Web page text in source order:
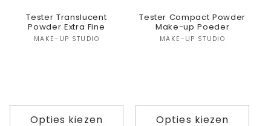
Tester Translucent
Powder Extra Fine
Verkoper:
MAKE-UP STUDIO
Opties kiezen
Tester Compact Powder
Make-up Poeder
Verkoper:
MAKE-UP STUDIO
Opties kiezen